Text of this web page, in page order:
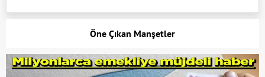
Öne Çıkan Manşetler